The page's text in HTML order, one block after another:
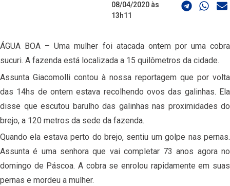
08/04/2020 às
13h11
ÁGUA BOA – Uma mulher foi atacada ontem por uma cobra
sucuri. A fazenda está localizada a 15 quilômetros da cidade.
Assunta Giacomolli contou à nossa reportagem que por volta
das 14hs de ontem estava recolhendo ovos das galinhas. Ela
disse que escutou barulho das galinhas nas proximidades do
brejo, a 120 metros da sede da fazenda.
Quando ela estava perto do brejo, sentiu um golpe nas pernas.
Assunta é uma senhora que vai completar 73 anos agora no
domingo de Páscoa. A cobra se enrolou rapidamente em suas
pernas e mordeu a mulher.